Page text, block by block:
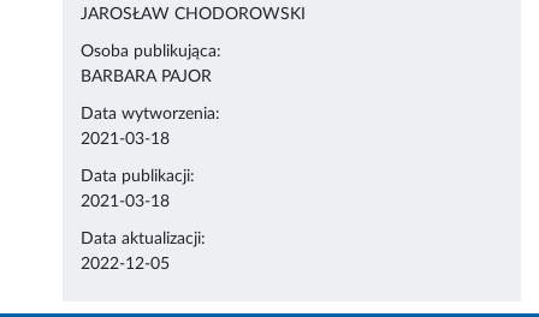
JAROSŁAW CHODOROWSKI
Osoba publikująca:
BARBARA PAJOR
Data wytworzenia:
2021-03-18
Data publikacji:
2021-03-18
Data aktualizacji:
2022-12-05